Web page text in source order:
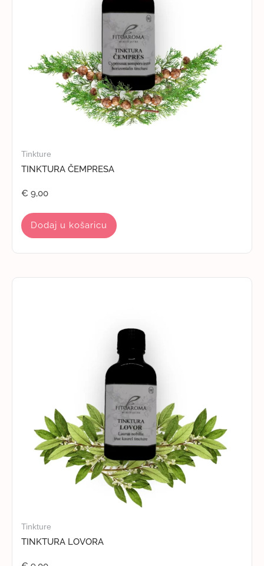
Tinkture
TINKTURA ČEMPRESA
€ 9,00
Dodaj u košaricu
Tinkture
TINKTURA LOVORA